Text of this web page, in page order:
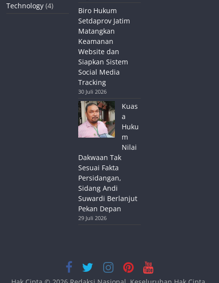
Technology (4)
Biro Hukum
Setdaprov Jatim
Matangkan
Keamanan
Website dan
Siapkan Sistem
Social Media
Tracking
30 Juli 2026
Kuas
a
Huku
m
Nilai
Dakwaan Tak
Sesuai Fakta
Persidangan,
Sidang Andi
Suwardi Berlanjut
Pekan Depan
29 Juli 2026